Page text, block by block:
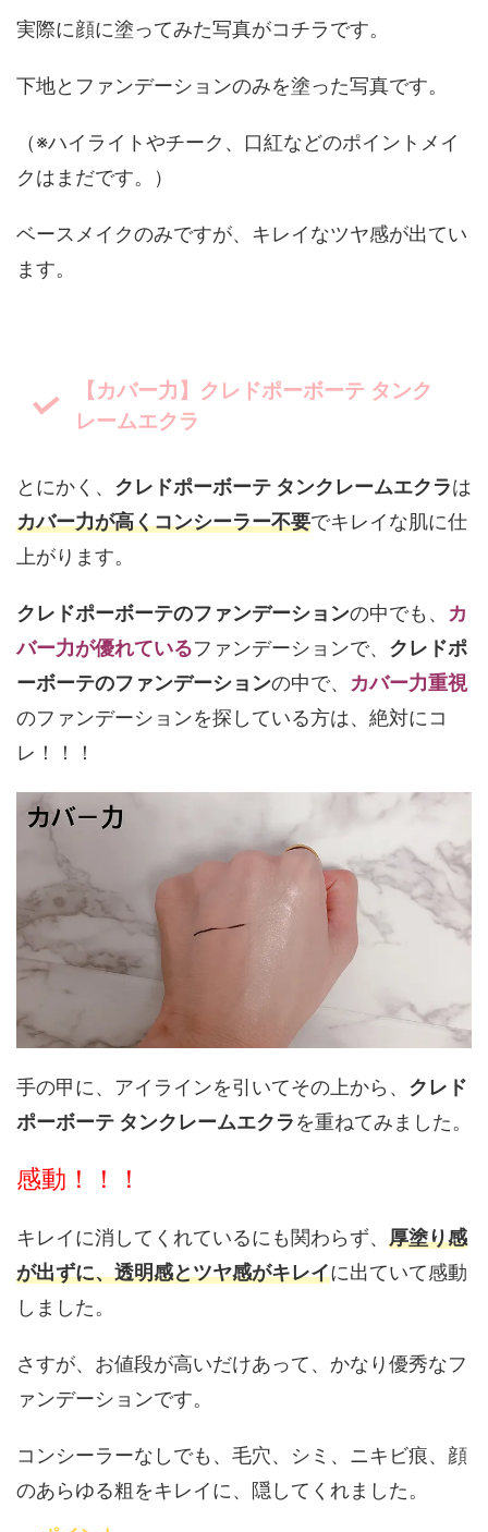
実際に顔に塗ってみた写真がコチラです。
下地とファンデーションのみを塗った写真です。
（※ハイライトやチーク、口紅などのポイントメイ
クはまだです。）
ベースメイクのみですが、キレイなツヤ感が出てい
ます。
【カバー力】クレドポーボーテ タンク
レームエクラ
とにかく、 クレドポーボーテ タンクレームエクラは
カバー力が高くコンシーラー不要でキレイな肌に仕
上がります。
クレドポーボーテのファンデーションの中でも、 カ
バー力が優れているファンデーションで、 クレドポ
ーボーテのファンデーションの中で、 カバー力重視
のファンデーションを探している方は、絶対にコ
レ！！！
手の甲に、アイラインを引いてその上から、 クレド
ポーボーテ タンクレームエクラを重ねてみました。
感動！！！
キレイに消してくれているにも関わらず、 厚塗り感
が出ずに、透明感とツヤ感がキレイに出ていて感動
しました。
さすが、お値段が高いだけあって、かなり優秀なフ
ァンデーションです。
コンシーラーなしでも、毛穴、シミ、ニキビ痕、顔
のあらゆる粗をキレイに、隠してくれました。